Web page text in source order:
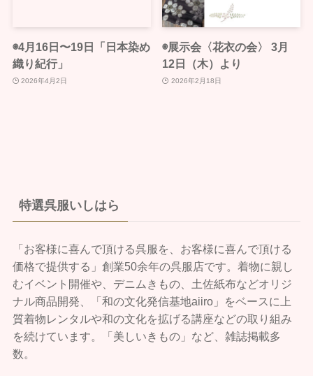
◉4月16日〜19日「日本染め
織り紀行」
2026年4月2日
◉展示会〈花衣の会〉 3月
12日（木）より
2026年2月18日
特選呉服いしはら
「お客様に喜んで頂ける呉服を、お客様に喜んで頂ける
価格で提供する」創業50余年の呉服店です。着物に親し
むイベント開催や、デニムきもの、土佐紙布などオリジ
ナル商品開発、「和の文化発信基地aiiro」をベースに上
質着物レンタルや和の文化を拡げる講座などの取り組み
を続けています。「美しいきもの」など、雑誌掲載多
数。